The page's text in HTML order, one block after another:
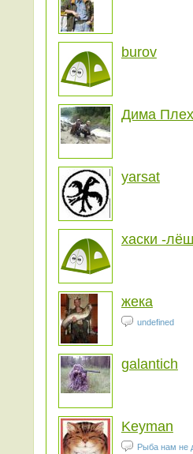
burov
Дима
yarsat
хаски -
жека
undefined
galantich
Keyman
Рыба нам не